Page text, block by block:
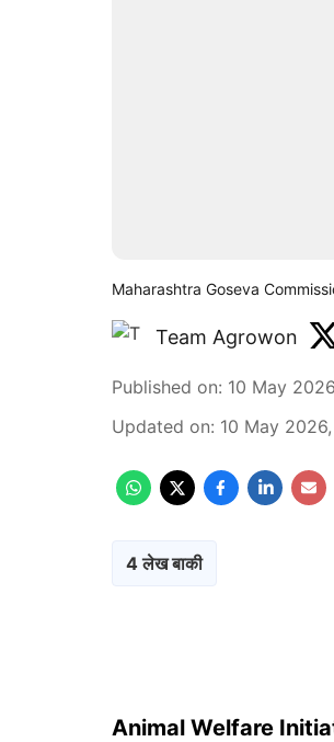
Maharashtra Goseva
Team Agrowon
Published on: 10 May
Updated on: 10 May
4 लेख बाकी
Animal Welfare